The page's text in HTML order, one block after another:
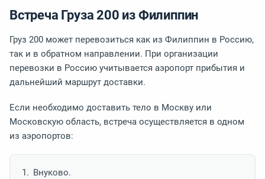
Встреча Груза 200 из Филиппин
Груз 200 может перевозиться как из Филиппин в Россию,
так и в обратном направлении. При организации
перевозки в Россию учитывается аэропорт прибытия и
дальнейший маршрут доставки.
Если необходимо доставить тело в Москву или
Московскую область, встреча осуществляется в одном
из аэропортов:
Внуково.